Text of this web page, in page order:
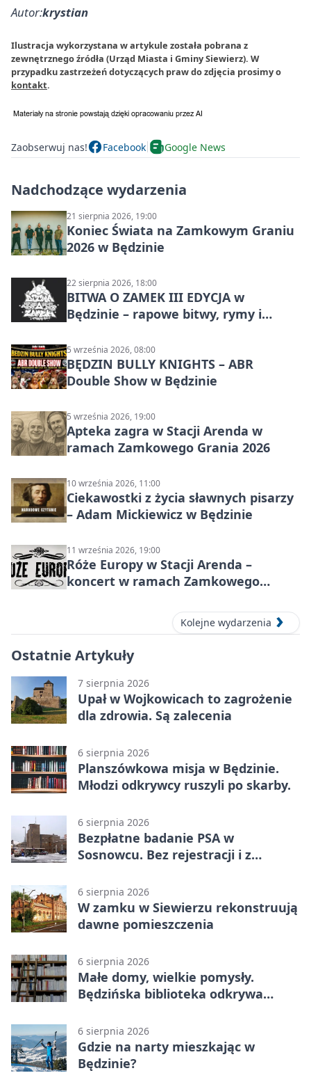
Autor:krystian
Ilustracja wykorzystana w artykule została pobrana z
zewnętrznego źródła (Urząd Miasta i Gminy Siewierz). W
przypadku zastrzeżeń dotyczących praw do zdjęcia prosimy o
kontakt.
Zaobserwuj nas! Facebook Google News
Nadchodzące wydarzenia
21 sierpnia 2026, 19:00
Koniec Świata na Zamkowym Graniu
2026 w Będzinie
22 sierpnia 2026, 18:00
BITWA O ZAMEK III EDYCJA w
Będzinie – rapowe bitwy, rymy i
5 września 2026, 08:00
BĘDZIN BULLY KNIGHTS – ABR
Double Show w Będzinie
5 września 2026, 19:00
Apteka zagra w Stacji Arenda w
ramach Zamkowego Grania 2026
10 września 2026, 11:00
Ciekawostki z życia sławnych pisarzy
– Adam Mickiewicz w Będzinie
11 września 2026, 19:00
Róże Europy w Stacji Arenda –
koncert w ramach Zamkowego
Kolejne wydarzenia
Ostatnie Artykuły
7 sierpnia 2026
Upał w Wojkowicach to zagrożenie
dla zdrowia. Są zalecenia
6 sierpnia 2026
Planszówkowa misja w Będzinie.
Młodzi odkrywcy ruszyli po skarby.
6 sierpnia 2026
Bezpłatne badanie PSA w
Sosnowcu. Bez rejestracji i z
6 sierpnia 2026
W zamku w Siewierzu rekonstruują
dawne pomieszczenia
6 sierpnia 2026
Małe domy, wielkie pomysły.
Będzińska biblioteka odkrywa
6 sierpnia 2026
Gdzie na narty mieszkając w
Będzinie?